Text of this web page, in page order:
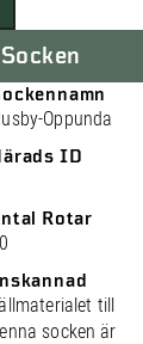
Socken
Oppunda
ID
Rotar
till
socken är